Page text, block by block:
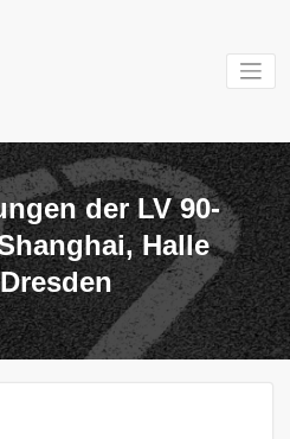
e.V.
Mein Verein im
der LV 90-
Halle